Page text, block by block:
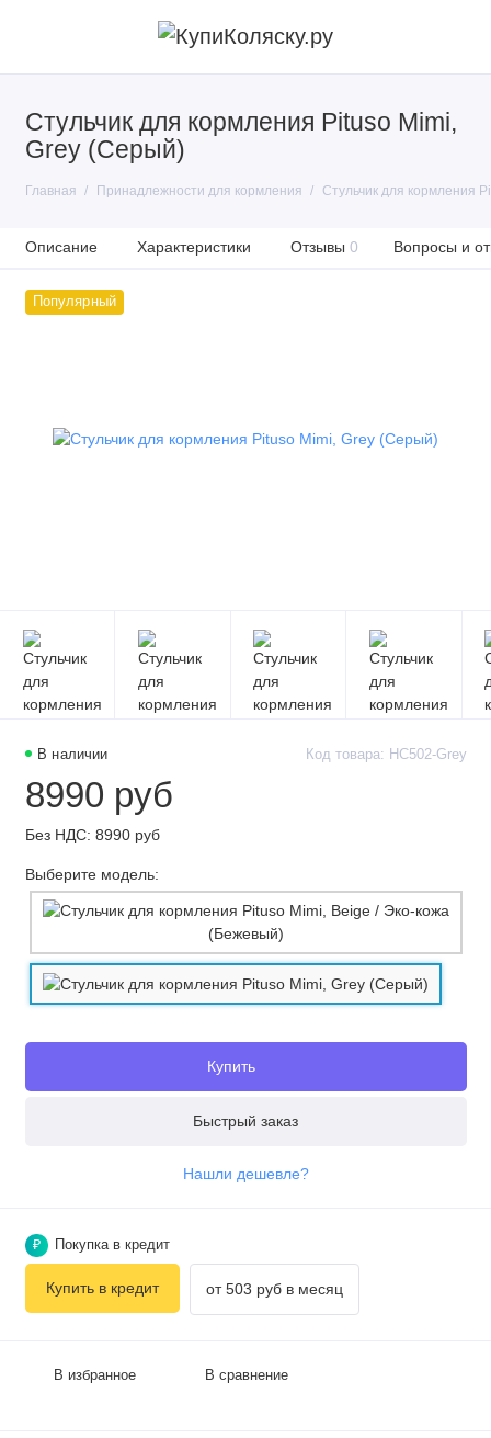
Стульчик для кормления Pituso Mimi,
Grey (Серый)
Главная Принадлежности для кормления Стульчик для кормления
Описание Характеристики Отзывы 0 Вопросы и
Популярный
В наличии Код товара: HC502-Grey
8990 руб
Без НДС: 8990 руб
Выберите модель:
Купить
Быстрый заказ
Нашли дешевле?
В избранное В сравнение
₽ Покупка в кредит
Купить в кредит от 503 руб в месяц